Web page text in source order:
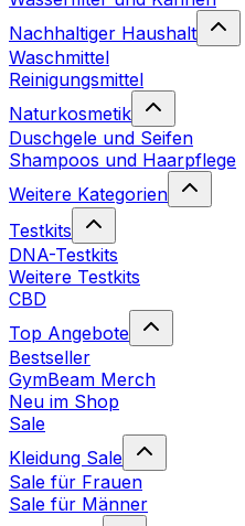
Nachhaltiger Haushalt
Waschmittel
Reinigungsmittel
Naturkosmetik
Duschgele und Seifen
Shampoos und Haarpflege
Weitere Kategorien
Testkits
DNA-Testkits
Weitere Testkits
CBD
Top Angebote
Bestseller
GymBeam Merch
Neu im Shop
Sale
Kleidung Sale
Sale für Frauen
Sale für Männer